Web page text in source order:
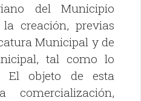
del Municipio
creación, previas
Municipal y de
tal como lo
El objeto de esta
comercialización,